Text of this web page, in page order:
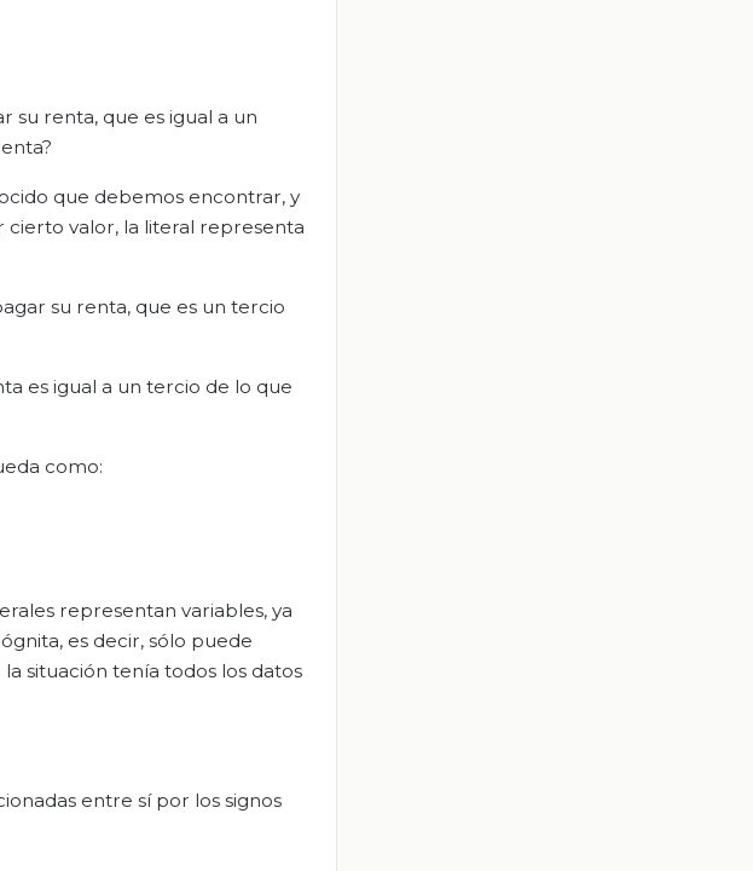
su renta, que es igual a un
que debemos encontrar, y
cierto valor, la literal representa
su renta, que es un tercio
es igual a un tercio de lo que
como:
representan variables, ya
es decir, sólo puede
situación tenía todos los datos
entre sí por los signos